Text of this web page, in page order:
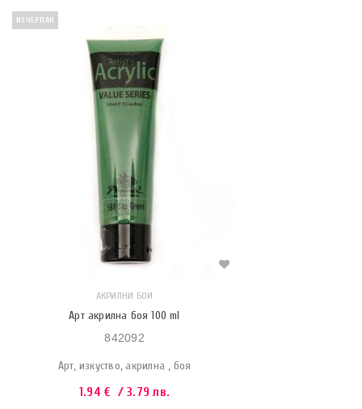
ИЗЧЕРПАН
АКРИЛНИ БОИ
Арт акрилна боя 100 ml
842092
Арт, изкуство, акрилна , боя
1.94€ / 3.79 лв.